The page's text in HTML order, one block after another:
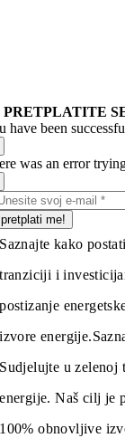
PRETPLATITE
have been
was an error
pretplati me!
Saznajte kako
tranziciji i
postizanje
izvore energije.
Sudjelujte u
energije. Naš cilj je
100% obnovljive